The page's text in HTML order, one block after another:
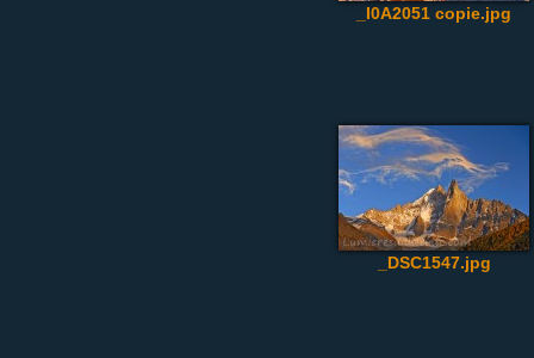
_I0A2051 copie.jpg
_DSC1547.jpg